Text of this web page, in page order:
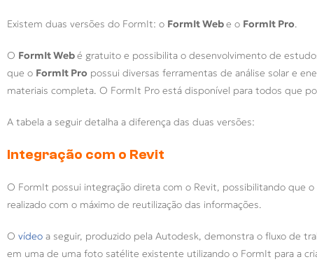
Existem duas versões do FormIt: o FormIt Webe o FormIt Pro.
O FormIt Webé gratuito e possibilita o desenvolvimento de
que o FormIt Pro possui diversas ferramentas de análise solar e
materiais completa. O FormIt Pro está disponível para todos que
A tabela a seguir detalha a diferença das duas versões:
Integração com o Revit
O FormIt possui integração direta com o Revit, possibilitando que
realizado com o máximo de reutilização das informações.
O vídeo a seguir, produzido pela Autodesk, demonstra o fluxo de
em uma de uma foto satélite existente utilizando o FormIt para a